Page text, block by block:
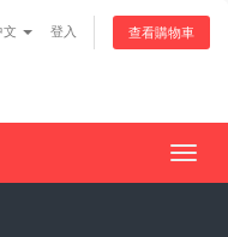
文 登入 查看購物車
切
換